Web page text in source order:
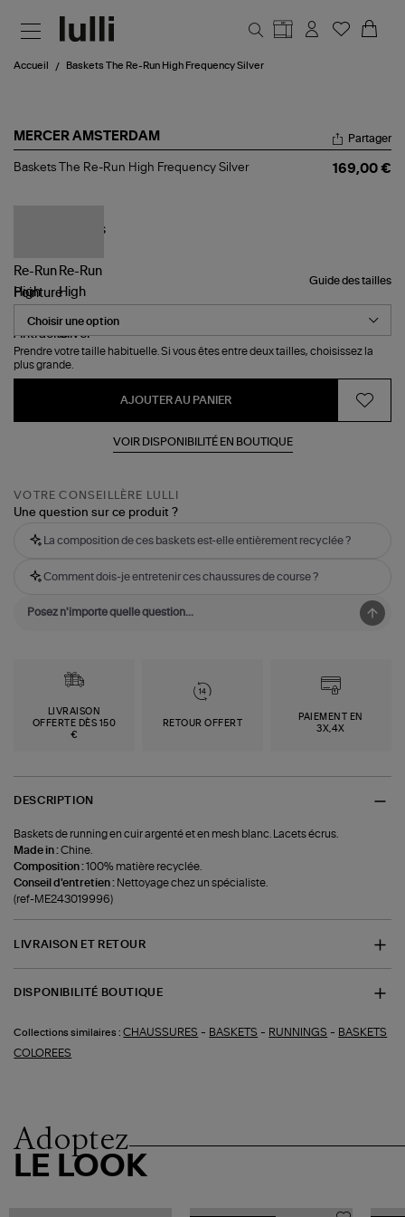
Accueil Baskets The Re-Run High Frequency Silver
MERCER AMSTERDAM
Baskets
Partager
Baskets The Re-Run High Frequency Silver 169,00 €
Guide des tailles
Pointure
Prendre votre taille habituelle. Si vous êtes entre deux tailles, choisissez la
plus grande.
AJOUTER AU PANIER
VOIR DISPONIBILITÉ EN BOUTIQUE
VOTRE CONSEILLÈRE LULLI
Une question sur ce produit ?
La composition de ces baskets est-elle entièrement recyclée ?
Comment dois-je entretenir ces chaussures de course ?
LIVRAISON
OFFERTE DÈS 150
€
RETOUR OFFERT
PAIEMENT EN
3X,4X
DESCRIPTION
Baskets de running en cuir argenté et en mesh blanc. Lacets écrus.
Made in :Chine.
Composition :100% matière recyclée.
Conseil d'entretien : Nettoyage chez un spécialiste.
(ref-ME243019996)
LIVRAISON ET RETOUR
DISPONIBILITÉ BOUTIQUE
Collections similaires : CHAUSSURES - BASKETS - RUNNINGS - BASKETS
COLOREES
Adoptez
LE LOOK